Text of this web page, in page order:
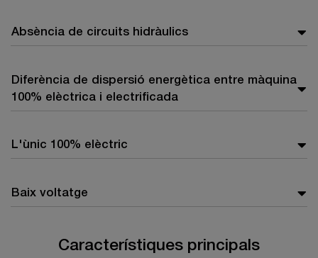
Absència de circuits hidràulics
Diferència de dispersió energètica entre màquina
100% elèctrica i electrificada
L'ùnic 100% elèctric
Baix voltatge
Característiques principals